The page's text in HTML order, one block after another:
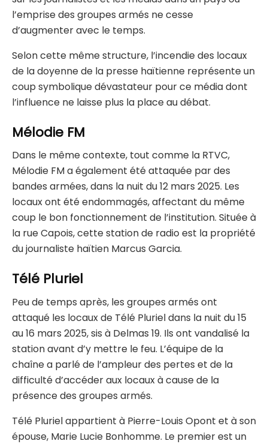
l’emprise des groupes armés ne cesse
d’augmenter avec le temps.
Selon cette même structure, l’incendie des locaux
de la doyenne de la presse haïtienne représente un
coup symbolique dévastateur pour ce média dont
l’influence ne laisse plus la place au débat.
Mélodie FM
Dans le même contexte, tout comme la RTVC,
Mélodie FM a également été attaquée par des
bandes armées, dans la nuit du 12 mars 2025. Les
locaux ont été endommagés, affectant du même
coup le bon fonctionnement de l’institution. Située à
la rue Capois, cette station de radio est la propriété
du journaliste haïtien Marcus Garcia.
Télé Pluriel
Peu de temps après, les groupes armés ont
attaqué les locaux de Télé Pluriel dans la nuit du 15
au 16 mars 2025, sis à Delmas 19. Ils ont vandalisé la
station avant d’y mettre le feu. L’équipe de la
chaîne a parlé de l’ampleur des pertes et de la
difficulté d’accéder aux locaux à cause de la
présence des groupes armés.
Télé Pluriel appartient à Pierre-Louis Opont et à son
épouse, Marie Lucie Bonhomme. Le premier est un